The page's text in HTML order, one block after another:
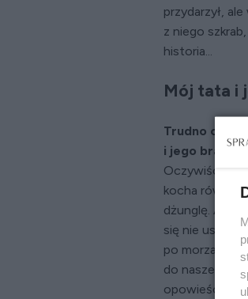
przydarzył,
z niego
historia...
Mój tata i
Trudno
i jego brat.
Oczywiście
kocha
dżunglę. A
się nie
po morzach i
do naszego
opowieściami,